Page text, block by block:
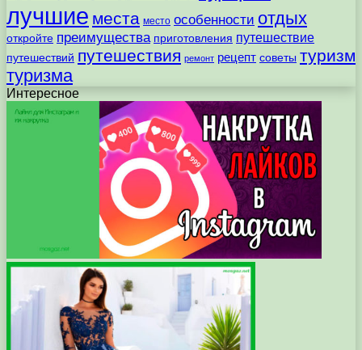
лучшие места место особенности отдых
откройте преимущества приготовления путешествие
путешествий путешествия ремонт рецепт советы туризм
туризма
Интересное